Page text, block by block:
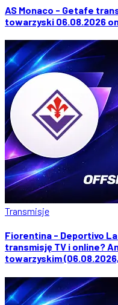
AS Monaco - Getafe
towarzyski 06.08.2026
Transmisje
Fiorentina - Deportivo
transmisję TV i online?
towarzyskim